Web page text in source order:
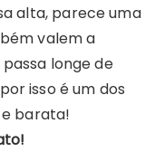
alta, parece uma
valem a
longe de
isso é um dos
barata!